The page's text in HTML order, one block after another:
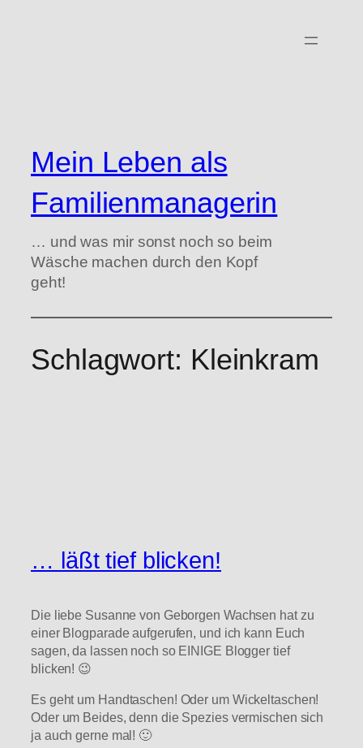
Mein Leben als
Familienmanagerin
… und was mir sonst noch so beim
Wäsche machen durch den Kopf
geht!
Schlagwort: Kleinkram
… läßt tief blicken!
Die liebe Susanne von Geborgen Wachsen hat zu
einer Blogparade aufgerufen, und ich kann Euch
sagen, da lassen noch so EINIGE Blogger tief
blicken! 😉
Es geht um Handtaschen! Oder um Wickeltaschen!
Oder um Beides, denn die Spezies vermischen sich
ja auch gerne mal! 🙂